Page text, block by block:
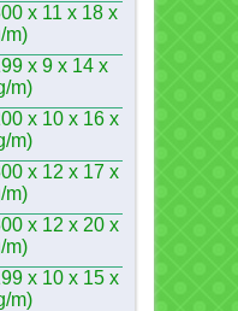
x 11 x 18 x
m)
x 9 x 14 x
m)
x 10 x 16 x
m)
x 12 x 17 x
m)
x 12 x 20 x
m)
x 10 x 15 x
m)